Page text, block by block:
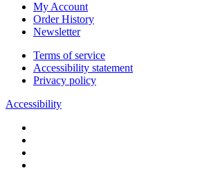
My Account
Order History
Newsletter
Terms of service
Accessibility statement
Privacy policy
Accessibility